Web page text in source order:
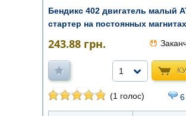
Бендикс 402 двигатель малый
стартер на постоянных магнитах
243.88 грн.
1
(1 голос) 6